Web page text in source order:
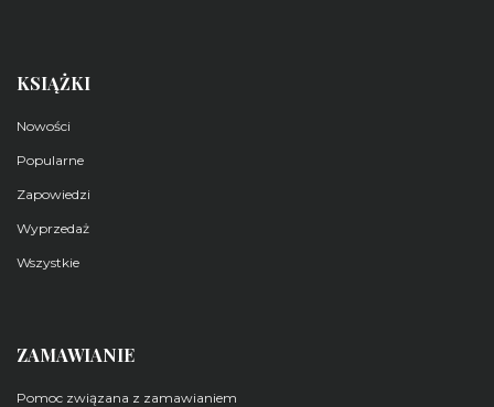
KSIĄŻKI
Nowości
Popularne
Zapowiedzi
Wyprzedaż
Wszystkie
ZAMAWIANIE
Pomoc związana z zamawianiem